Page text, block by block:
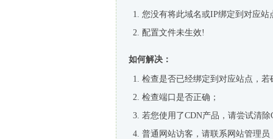
您没有将此域名或IP绑定到对应站
配置文件未生效!
如何解决：
检查是否已经绑定到对应站点，
检查端口是否正确；
若您使用了CDN产品，请尝试清除
普通网站访客，请联系网站管理员